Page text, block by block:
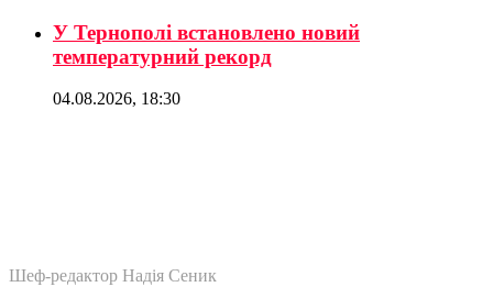
У Тернополі встановлено новий
температурний рекорд
04.08.2026, 18:30
Шеф-редактор Надія Сеник